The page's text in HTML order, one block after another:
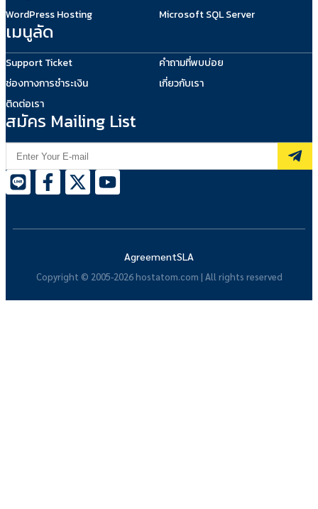
WordPress Hosting
Microsoft SQL Server
เมนูลัด
Support Ticket
ช่องทางการชำระเงิน
ติดต่อเรา
คำถามที่พบบ่อย
เกี่ยวกับเรา
สมัคร Mailing List
Copyright © 2005-2026 hostatom.com | All rights reserved
AgreementSLA